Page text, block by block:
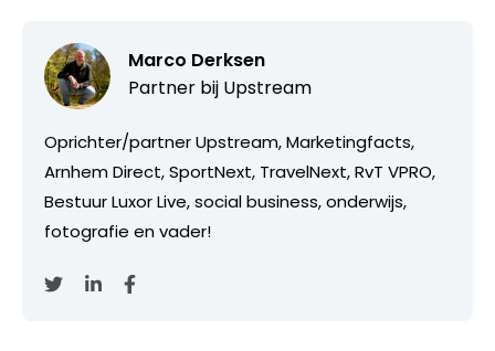
Marco Derksen
Partner bij Upstream
Oprichter/partner Upstream, Marketingfacts,
Arnhem Direct, SportNext, TravelNext, RvT VPRO,
Bestuur Luxor Live, social business, onderwijs,
fotografie en vader!